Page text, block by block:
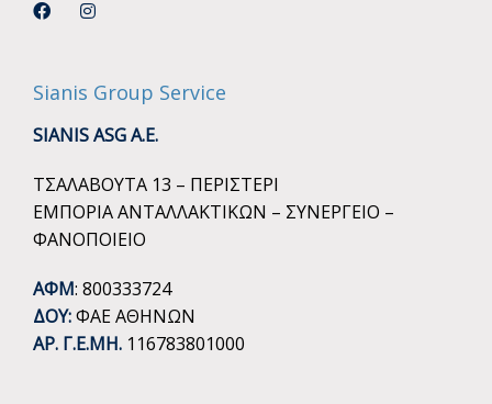
Sianis Group Service
SIANIS ASG A.E.
ΤΣΑΛΑΒΟΥΤΑ 13 – ΠΕΡΙΣΤΕΡΙ
ΕΜΠΟΡΙΑ ΑΝΤΑΛΛΑΚΤΙΚΩΝ – ΣΥΝΕΡΓΕΙΟ –
ΦΑΝΟΠΟΙΕΙΟ
ΑΦΜ: 800333724
ΔΟΥ:ΦΑΕ ΑΘΗΝΩΝ
ΑΡ. Γ.Ε.ΜΗ. 116783801000